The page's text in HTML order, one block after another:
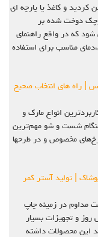
و کاغذ یا پارچه ای
دوخت شده بر
که در واقع راهنمای
مناسب برای استفاده
| راه های انتخاب صحیح
انواع مارک و
شست و شو مهم‌ترین
مخصوص و در طرح‍ها
| تولید آستر کمر
مداوم در زمینه چاپ
روز و تجهیزات بسیار
این محصولات داشته